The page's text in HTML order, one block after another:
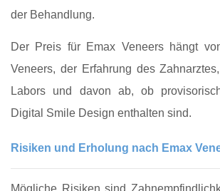
der Behandlung.
Der Preis für Emax Veneers hängt
Veneers, der Erfahrung des
Labors und davon ab, ob
Digital Smile Design enthalten sind.
Risiken und Erholung nach Emax